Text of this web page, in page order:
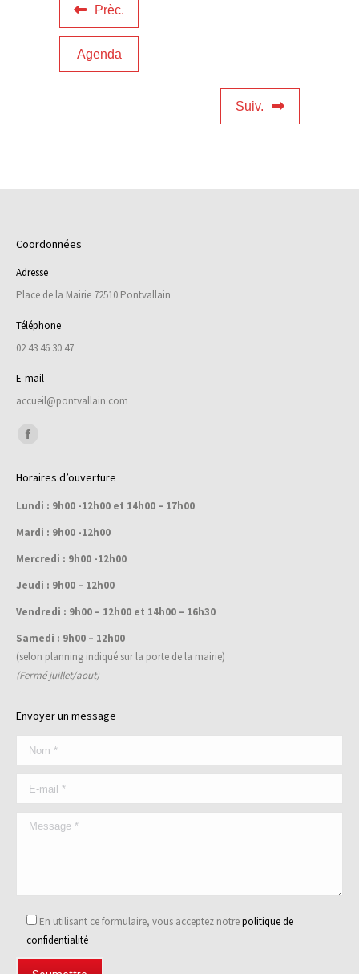
Prèc.
Agenda
Suiv.
Coordonnées
Adresse
Place de la Mairie 72510 Pontvallain
Téléphone
02 43 46 30 47
E-mail
accueil@pontvallain.com
Trouvez nous sur :
opens
in
new
Horaires d’ouverture
Lundi : 9h00 -12h00 et 14h00 – 17h00
Mardi : 9h00 -12h00
Mercredi : 9h00 -12h00
Jeudi : 9h00 – 12h00
Vendredi : 9h00 – 12h00 et 14h00 – 16h30
Samedi : 9h00 – 12h00
(selon planning indiqué sur la porte de la mairie)
(Fermé juillet/aout)
Envoyer un message
En utilisant ce formulaire, vous acceptez notrepolitique de
confidentialité